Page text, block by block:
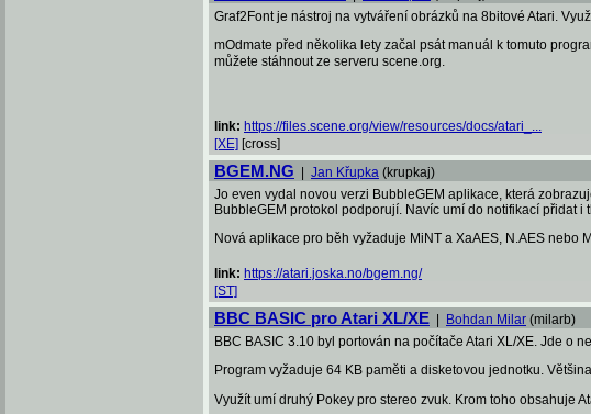
Graf2Font je nástroj na vytváření obrázků na 8bitové Atari.
mOdmate před několika lety začal psát manuál k tomuto
můžete stáhnout ze serveru scene.org.
link: https://files.scene.org/view/resources/docs/atari_...
[XE] [cross]
BGEM.NG Jan Křupka (krupkaj)
Jo even vydal novou verzi BubbleGEM aplikace, která
BubbleGEM protokol podporují. Navíc umí do notifikací přidat
Nová aplikace pro běh vyžaduje MiNT a XaAES, N.AES nebo
link: https://atari.joska.no/bgem.ng/
[ST]
BBC BASIC pro Atari XL/XE Bohdan Milar (milarb)
BBC BASIC 3.10 byl portován na počítače Atari XL/XE. Jde o
Program vyžaduje 64 KB paměti a disketovou jednotku.
Využít umí druhý Pokey pro stereo zvuk. Krom toho obsahuje